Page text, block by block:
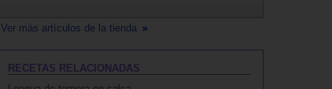
Ver más artículos de la tienda
RECETAS RELACIONADAS